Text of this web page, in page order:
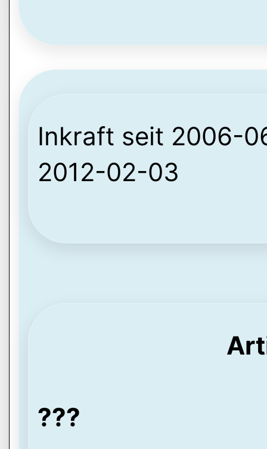
Inkraft seit 2006-
2012-02-03
???